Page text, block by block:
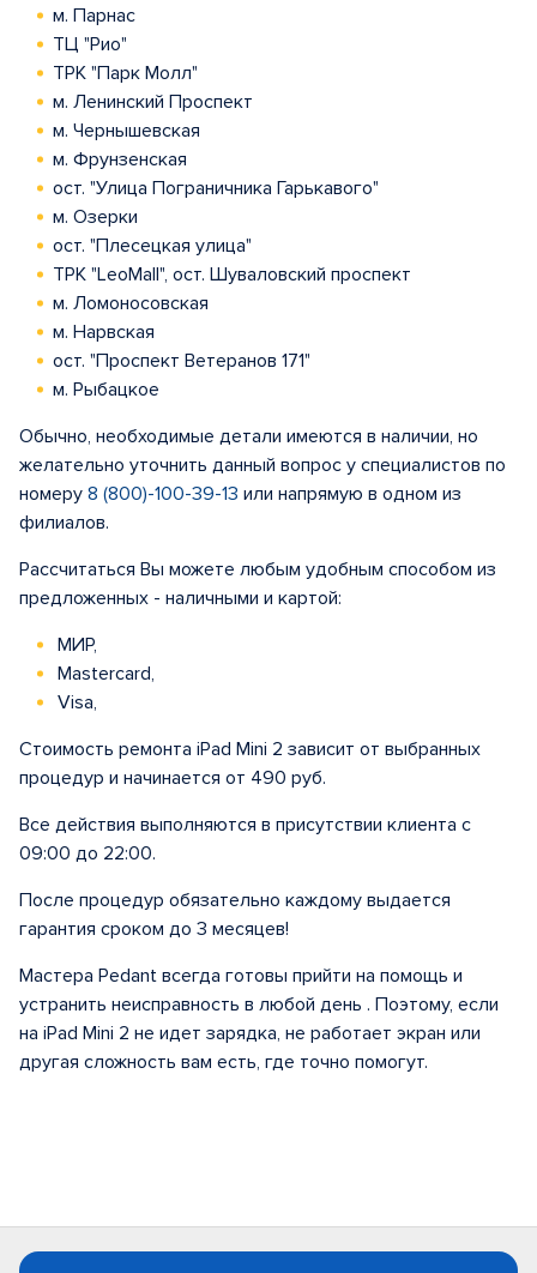
м. Парнас
ТЦ "Рио"
ТРК "Парк Молл"
м. Ленинский Проспект
м. Чернышевская
м. Фрунзенская
ост. "Улица Пограничника Гарькавого"
м. Озерки
ост. "Плесецкая улица"
ТРК "LeoMall", ост. Шуваловский проспект
м. Ломоносовская
м. Нарвская
ост. "Проспект Ветеранов 171"
м. Рыбацкое
Обычно, необходимые детали имеются в наличии, но
желательно уточнить данный вопрос у специалистов по
номеру 8 (800)-100-39-13 или напрямую в одном из
филиалов.
Рассчитаться Вы можете любым удобным способом из
предложенных - наличными и картой:
МИР,
Mastercard,
Visa,
Стоимость ремонта iPad Mini 2 зависит от выбранных
процедур и начинается от 490 руб.
Все действия выполняются в присутствии клиента с
09:00 до 22:00.
После процедур обязательно каждому выдается
гарантия сроком до 3 месяцев!
Мастера Pedant всегда готовы прийти на помощь и
устранить неисправность в любой день . Поэтому, если
на iPad Mini 2 не идет зарядка, не работает экран или
другая сложность вам есть, где точно помогут.